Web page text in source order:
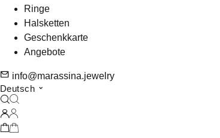
Ringe
Halsketten
Geschenkkarte
Angebote
info@marassina.jewelry
Deutsch